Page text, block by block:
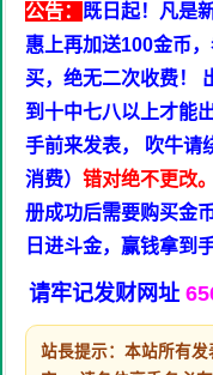
公告： 既日起！凡是
惠上再加送100金币
买，绝无二次收费！
到十中七八以上才能
手前来发表， 吹牛请
消费） 错对绝不更改。
册成功后需要购买金
日进斗金，赢钱拿到手
请牢记发财网址
站長提示：本站所有发